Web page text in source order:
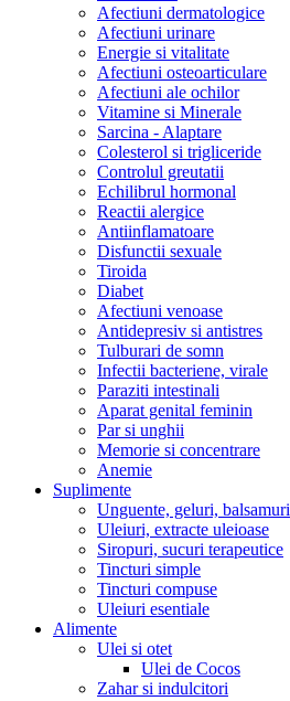
Afectiuni dermatologice
Afectiuni urinare
Energie si vitalitate
Afectiuni osteoarticulare
Afectiuni ale ochilor
Vitamine si Minerale
Sarcina - Alaptare
Colesterol si trigliceride
Controlul greutatii
Echilibrul hormonal
Reactii alergice
Antiinflamatoare
Disfunctii sexuale
Tiroida
Diabet
Afectiuni venoase
Antidepresiv si antistres
Tulburari de somn
Infectii bacteriene, virale
Paraziti intestinali
Aparat genital feminin
Par si unghii
Memorie si concentrare
Anemie
Suplimente
Unguente, geluri, balsamuri
Uleiuri, extracte uleioase
Siropuri, sucuri terapeutice
Tincturi simple
Tincturi compuse
Uleiuri esentiale
Alimente
Ulei si otet
Ulei de Cocos
Zahar si indulcitori